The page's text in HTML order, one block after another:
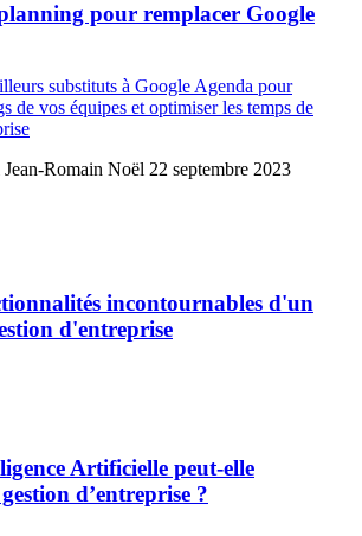
pour remplacer Google
substituts à Google Agenda pour
de vos équipes et optimiser les temps de
Jean-Romain Noël 22 septembre 2023
incontournables d'un
d'entreprise
Artificielle peut-elle
d’entreprise ?